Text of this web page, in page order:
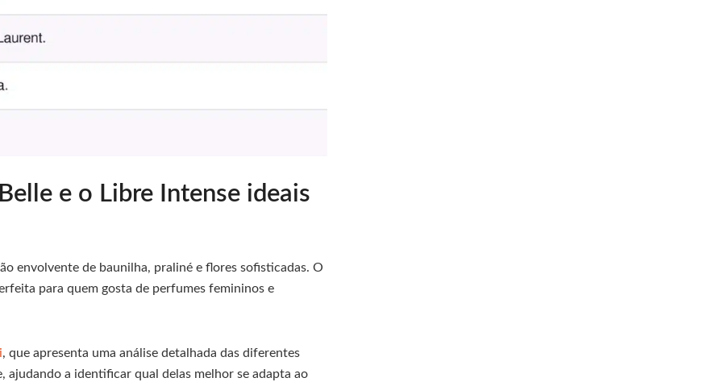
e o Libre Intense ideais
envolvente de baunilha, praliné e flores sofisticadas. O
para quem gosta de perfumes femininos e
, que apresenta uma análise detalhada das diferentes
ajudando a identificar qual delas melhor se adapta ao